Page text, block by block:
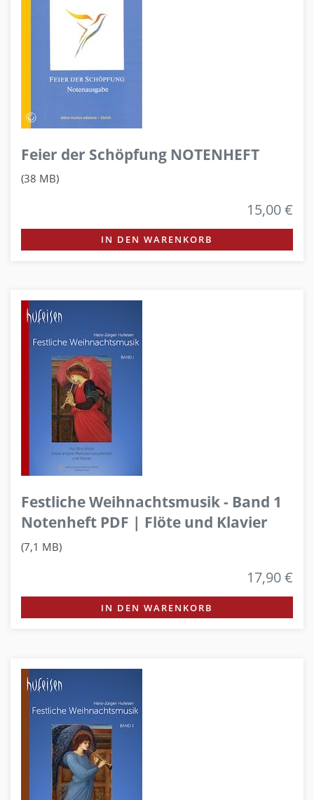
Feier der Schöpfung NOTENHEFT
(38 MB)
15,00 €
IN DEN WARENKORB
Festliche Weihnachtsmusik - Band 1
Notenheft PDF | Flöte und Klavier
(7,1 MB)
17,90 €
IN DEN WARENKORB